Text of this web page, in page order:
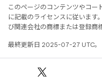
このページのコンテンツやコー
に記載のライセンスに従いま
び関連会社の商標または登録商
最終更新日 2025-07-27 UTC。